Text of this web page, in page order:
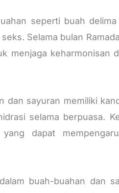
seperti buah
Selama bulan
menjaga keharmonisan
dan sayuran memiliki
selama berpuasa.
dapat
buah-buahan dan